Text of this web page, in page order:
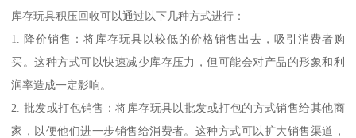
库存玩具积压回收可以通过以下几种方式进行：
1. 降价销售：将库存玩具以较低的价格销售出去，吸引消费者购
买。这种方式可以快速减少库存压力，但可能会对产品的形象和利
润率造成一定影响。
2. 批发或打包销售：将库存玩具以批发或打包的方式销售给其他商
家，以便他们进一步销售给消费者。这种方式可以扩大销售渠道，